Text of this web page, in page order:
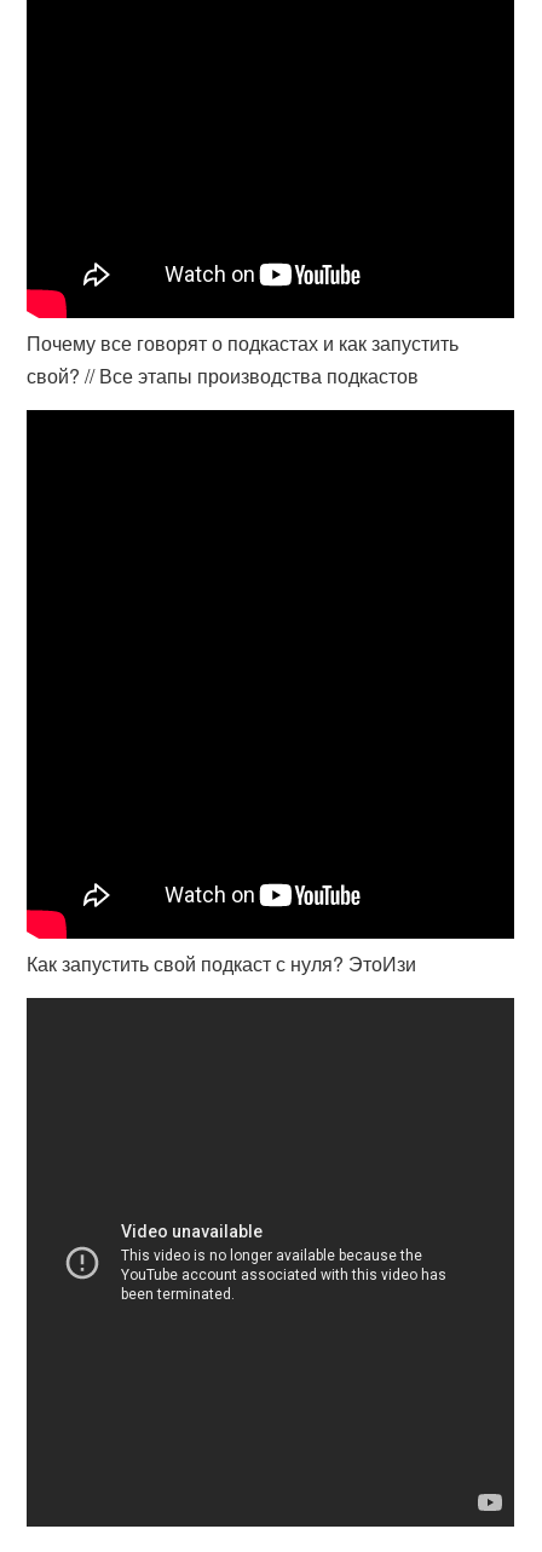
Почему все говорят о подкастах и как запустить
свой? // Все этапы производства подкастов
Как запустить свой подкаст с нуля? ЭтоИзи